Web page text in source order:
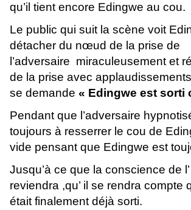
qu’il tient encore Edingwe au cou.
Le public qui suit la scène voit
détacher du nœud de la prise de
l’adversaire miraculeusement et
de la prise avec
se demande « Edingwe est sorti
Pendant que l’adversaire
toujours à resserrer le cou de
vide pensant que Edingwe est
Jusqu’à ce que la conscience de
reviendra ,qu’ il se rendra compte
était finalement déjà sorti.